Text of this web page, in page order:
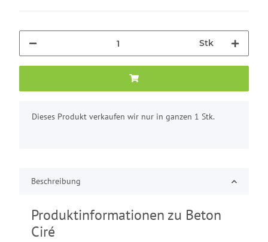
Stk
x
Dieses Produkt verkaufen wir nur in ganzen 1 Stk.
Beschreibung
Produktinformationen zu Beton
Ciré